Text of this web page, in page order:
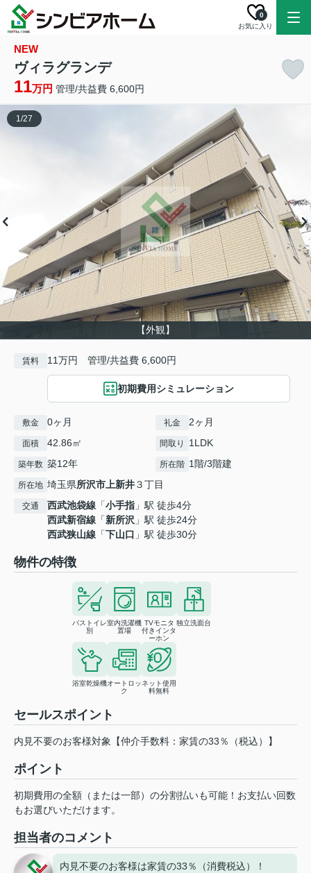
お気に入り
0
NEW
ヴィラグランデ
11万円 管理/共益費 6,600円
【外観】
1/27
賃料 11万円 管理/共益費 6,600円
初期費用シミュレーション
敷金 0ヶ月 礼金 2ヶ月
面積 42.86㎡ 間取り 1LDK
築年数 築12年 所在階 1階/3階建
所在地 埼玉県所沢市上新井３丁目
交通 西武池袋線 「小手指 」駅 徒歩4分
西武新宿線 「新所沢 」駅 徒歩24分
西武狭山線 「下山口 」駅 徒歩30分
物件の特徴
バストイレ
別
室内洗濯機
置場
TVモニタ
付きインタ
ーホン
独立洗面台
浴室乾燥機オートロッ
ク
ネット使用
料無料
セールスポイント
内見不要のお客様対象【仲介手数料：家賃の33％（税込）】
ポイント
初期費用の全額（または一部）の分割払いも可能！お支払い回数
もお選びいただけます。
担当者のコメント
内見不要のお客様は家賃の33％（消費税込）！